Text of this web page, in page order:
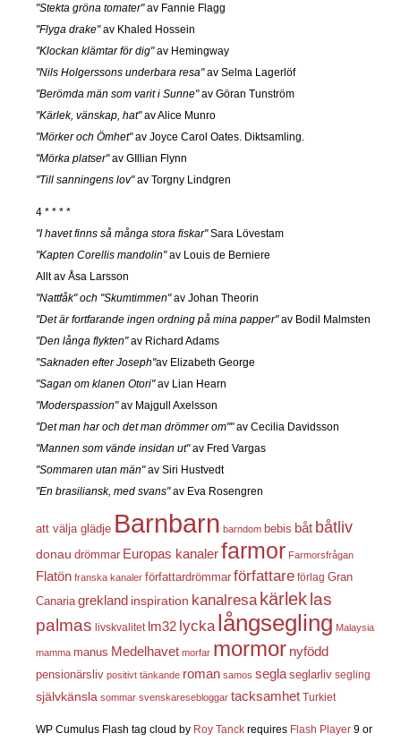
"Stekta gröna tomater"av Fannie Flagg
"Flyga drake"av Khaled Hossein
"Klockan klämtar för dig"av Hemingway
"Nils Holgerssons underbara resa"av Selma Lagerlöf
"Berömda män som varit i Sunne"av Göran Tunström
"Kärlek, vänskap, hat"av Alice Munro
"Mörker och Ömhet"av Joyce Carol Oates. Diktsamling.
"Mörka platser"av GIllian Flynn
"Till sanningens lov"av Torgny Lindgren
4 * * * *
"I havet finns så många stora fiskar"Sara Lövestam
"Kapten Corellis mandolin"av Louis de Berniere
Allt av Åsa Larsson
"Nattfåk" och "Skumtimmen"av Johan Theorin
"Det är fortfarande ingen ordning på mina papper"av Bodil Malmsten
"Den långa flykten"av Richard Adams
"Saknaden efter Joseph"av Elizabeth George
"Sagan om klanen Otori"av Lian Hearn
"Moderspassion"av Majgull Axelsson
"Det man har och det man drömmer om""av Cecilia Davidsson
"Mannen som vände insidan ut"av Fred Vargas
"Sommaren utan män"av Siri Hustvedt
"En brasiliansk, med svans"av Eva Rosengren
att välja glädje Barnbarn barndom bebis båt båtliv
donau drömmar Europas kanalerfarmor Farmorsfrågan
Flatön franska kanaler författardrömmar författare förlag Gran
Canaria grekland inspiration kanalresa kärlek las
palmas livskvalitet lm32 lycka långsegling Malaysia
mamma manus Medelhavet morfar mormor nyfödd
pensionärsliv positivt tänkande roman samos segla seglarliv segling
självkänsla sommar svenskaresebloggar tacksamhet Turkiet
WP Cumulus Flash tag cloud by Roy Tanck requires Flash Player 9 or